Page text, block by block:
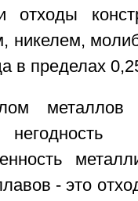
отходы
никелем,
в пределах
- это